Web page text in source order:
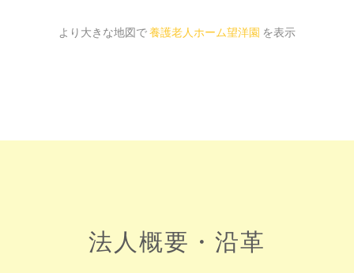
より大きな地図で養護老人ホーム望洋園 を表示
法人概要・沿革